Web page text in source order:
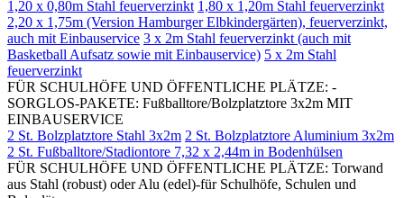
1,20 x 0,80m Stahl feuerverzinkt 1,80 x 1,20m Stahl feuerverzinkt
2,20 x 1,75m (Version Hamburger Elbkindergärten), feuerverzinkt,
auch mit Einbauservice 3 x 2m Stahl feuerverzinkt (auch mit
Basketball Aufsatz sowie mit Einbauservice) 5 x 2m Stahl
feuerverzinkt
FÜR SCHULHÖFE UND ÖFFENTLICHE PLÄTZE: -
SORGLOS-PAKETE: Fußballtore/Bolzplatztore 3x2m MIT
EINBAUSERVICE
2 St. Bolzplatztore Stahl 3x2m 2 St. Bolzplatztore Aluminium 3x2m
2 St. Fußballtore/Stadiontore 7,32 x 2,44m in Bodenhülsen
FÜR SCHULHÖFE UND ÖFFENTLICHE PLÄTZE: Torwand
aus Stahl (robust) oder Alu (edel)-für Schulhöfe, Schulen und